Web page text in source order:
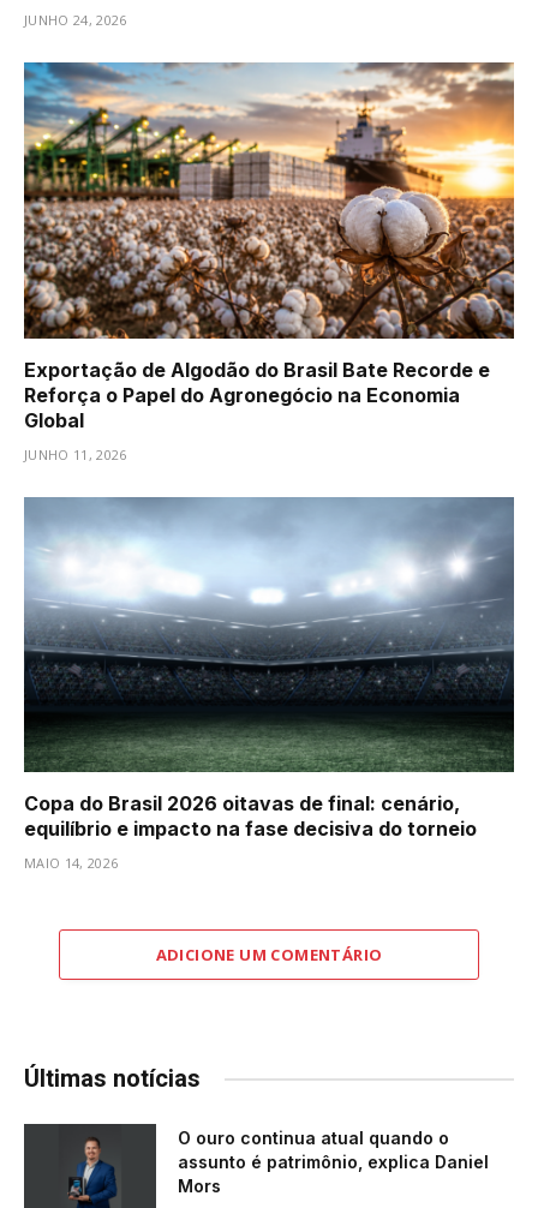
JUNHO 24, 2026
Exportação de Algodão do Brasil Bate Recorde e
Reforça o Papel do Agronegócio na Economia
Global
JUNHO 11, 2026
Copa do Brasil 2026 oitavas de final: cenário,
equilíbrio e impacto na fase decisiva do torneio
MAIO 14, 2026
ADICIONE UM COMENTÁRIO
Últimas notícias
O ouro continua atual quando o
assunto é patrimônio, explica Daniel
Mors